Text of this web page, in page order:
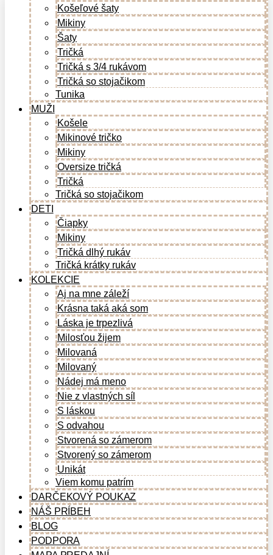
Košeľové šaty
Mikiny
Šaty
Tričká
Tričká s 3/4 rukávom
Tričká so stojačikom
Tunika
MUŽI
Košele
Mikinové tričko
Mikiny
Oversize tričká
Tričká
Tričká so stojačikom
DETI
Čiapky
Mikiny
Tričká dlhý rukáv
Tričká krátky rukáv
KOLEKCIE
Aj na mne záleží
Krásna taká aká som
Láska je trpezlivá
Milosťou žijem
Milovaná
Milovaný
Nádej má meno
Nie z vlastných síl
S láskou
S odvahou
Stvorená so zámerom
Stvorený so zámerom
Unikát
Viem komu patrím
DARČEKOVÝ POUKAZ
NÁŠ PRÍBEH
BLOG
PODPORA